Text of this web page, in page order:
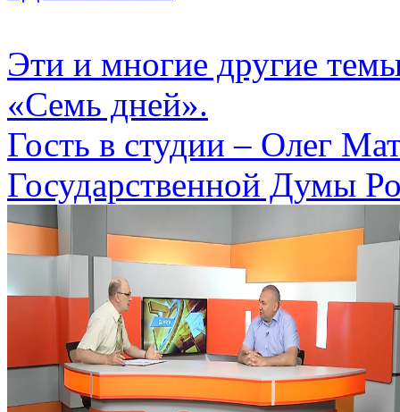
Эти и многие другие
«Семь дней».
Гость в студии – Олег
Государственной Думы